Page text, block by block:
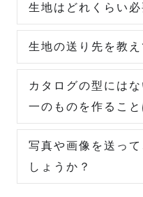
生地はどれくらい
生地の送り先を教え
カタログの型には
一のものを作ること
写真や画像を送っ
しょうか？